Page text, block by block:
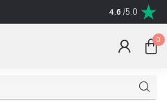
schnelle
4.6 /5.0
0